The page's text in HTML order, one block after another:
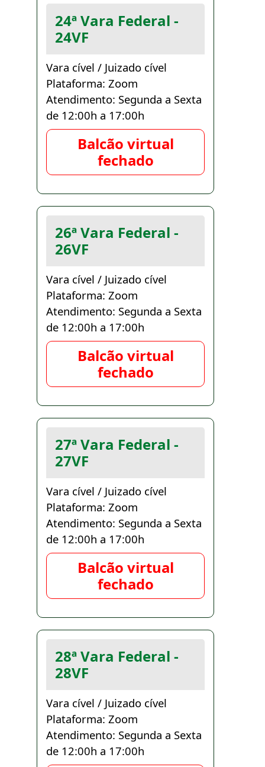
24ª Vara Federal -
24VF
Vara cível / Juizado cível
Plataforma: Zoom
Atendimento: Segunda a Sexta
de 12:00h a 17:00h
Balcão virtual
fechado
26ª Vara Federal -
26VF
Vara cível / Juizado cível
Plataforma: Zoom
Atendimento: Segunda a Sexta
de 12:00h a 17:00h
Balcão virtual
fechado
27ª Vara Federal -
27VF
Vara cível / Juizado cível
Plataforma: Zoom
Atendimento: Segunda a Sexta
de 12:00h a 17:00h
Balcão virtual
fechado
28ª Vara Federal -
28VF
Vara cível / Juizado cível
Plataforma: Zoom
Atendimento: Segunda a Sexta
de 12:00h a 17:00h